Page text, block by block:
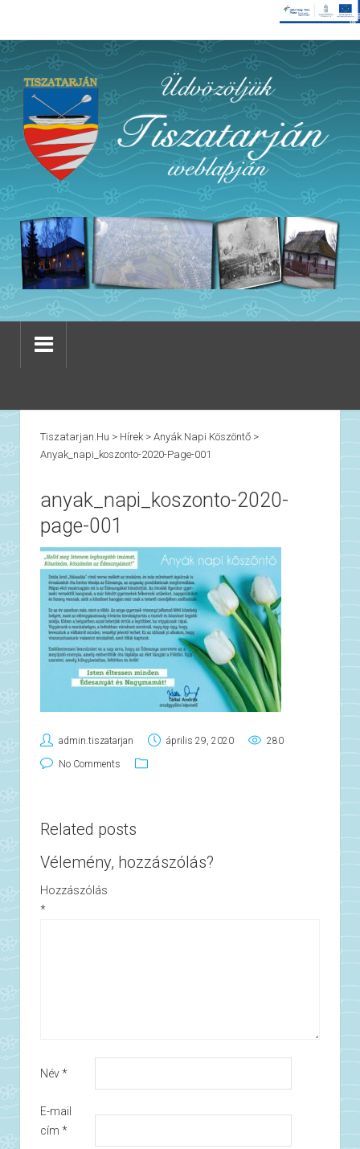
Tiszatarjan.hu > Hírek> Anyák Napi Köszöntő >
Anyak_napi_koszonto-2020-Page-001
anyak_napi_koszonto-2020-
page-001
admin.tiszatarjan április 29, 2020 280
No Comments
Related posts
Vélemény, hozzászólás?
Hozzászólás
*
Név*
E-mail
cím *